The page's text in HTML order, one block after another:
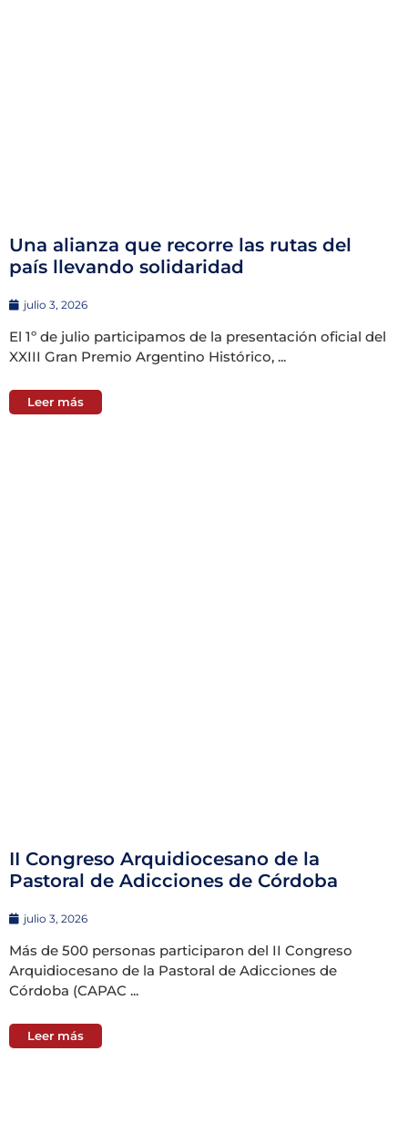
Una alianza que recorre las rutas del
país llevando solidaridad
julio 3, 2026
El 1º de julio participamos de la presentación oficial del
XXIII Gran Premio Argentino Histórico, ...
Leer más
II Congreso Arquidiocesano de la
Pastoral de Adicciones de Córdoba
julio 3, 2026
Más de 500 personas participaron del II Congreso
Arquidiocesano de la Pastoral de Adicciones de
Córdoba (CAPAC ...
Leer más